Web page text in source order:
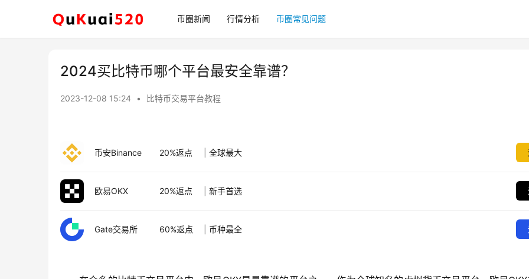
币圈新闻 行情分析 币圈常见问题
2024买比特币哪个平台最安全靠谱？
2023-12-08 15:24 • 比特币交易平台教程
币安Binance 20%返点 全球最大
欧易OKX 20%返点 新手首选
Gate交易所 60%返点 币种最全